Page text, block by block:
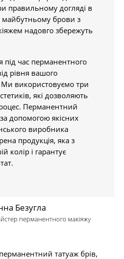
правильному догляді в
майбутньому брови з
надовго збережуть
під час перманентного
рівня вашого
використовуємо три
які дозволяють
Перманентний
допомогою якісних
виробника
продукція, яка з
колір і гарантує
Безугла
перманентного макіяжу
татуаж брів,